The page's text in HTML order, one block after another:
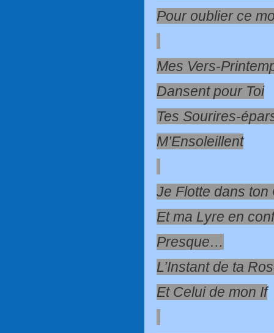
Pour oublier ce
Mes Vers-
Dansent pour Toi
Tes Sourires-
M’Ensoleillent
Je Flotte dans ton
Et ma Lyre en
Presque…
L’Instant de ta
Et Celui de mon If